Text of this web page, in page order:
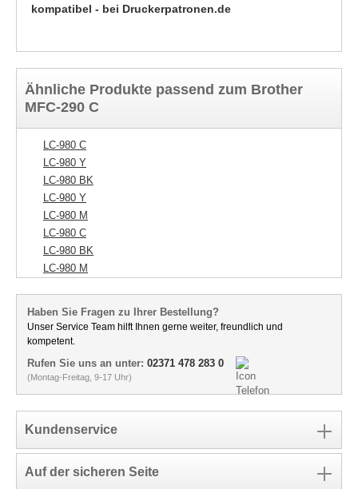
kompatibel - bei Druckerpatronen.de
Ähnliche Produkte passend zum Brother
MFC-290 C
LC-980 C
LC-980 Y
LC-980 BK
LC-980 Y
LC-980 M
LC-980 C
LC-980 BK
LC-980 M
Haben Sie Fragen zu Ihrer Bestellung?
Unser Service Team hilft Ihnen gerne weiter, freundlich und
kompetent.
Rufen Sie uns an unter: 02371 478 283 0
(Montag-Freitag, 9-17 Uhr)
Kundenservice
Auf der sicheren Seite